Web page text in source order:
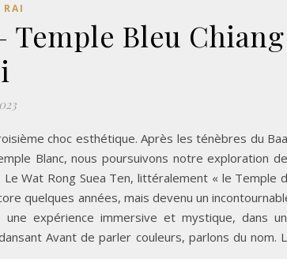
RAI
Temple Bleu Chiang
choc esthétique. Après les ténèbres du
Blanc, nous poursuivons notre exploration
Wat Rong Suea Ten, littéralement « le Temple
quelques années, mais devenu un
expérience immersive et mystique, dans
Avant de parler couleurs, parlons du nom.